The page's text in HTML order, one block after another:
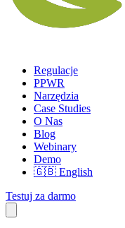
Regulacje
PPWR
Narzędzia
Case Studies
O Nas
Blog
Webinary
Demo
🇬🇧 English
Testuj za darmo